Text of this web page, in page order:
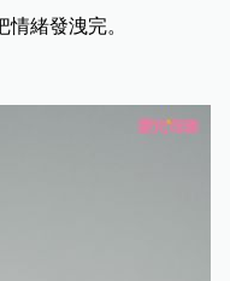
緒發洩完。